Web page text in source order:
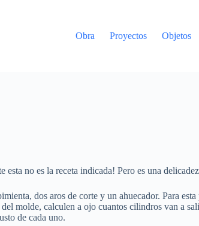
Obra Proyectos Objetos
no es la receta indicada! Pero es una
dos aros de corte y un ahuecador. Para
molde, calculen a ojo cuantos cilindros van a
de cada uno.